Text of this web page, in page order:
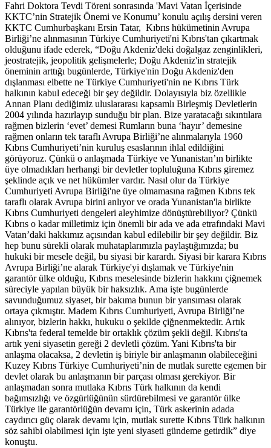
Fahri Doktora Tevdi Töreni sonrasında 'Mavi Vatan İçerisinde
KKTC’nin Stratejik Önemi ve Konumu’ konulu açılış dersini veren
KKTC Cumhurbaşkanı Ersin Tatar, Kıbrıs hükümetinin Avrupa
Birliği’ne alınmasının Türkiye Cumhuriyeti'ni Kıbrıs'tan çıkartmak
olduğunu ifade ederek, “Doğu Akdeniz'deki doğalgaz zenginlikleri,
jeostratejik, jeopolitik gelişmelerle; Doğu Akdeniz'in stratejik
öneminin arttığı bugünlerde, Türkiye'nin Doğu Akdeniz'den
dışlanması elbette ne Türkiye Cumhuriyeti'nin ne Kıbrıs Türk
halkının kabul edeceği bir şey değildir. Dolayısıyla biz özellikle
Annan Planı dediğimiz uluslararası kapsamlı Birleşmiş Devletlerin
2004 yılında hazırlayıp sunduğu bir plan. Bize yaratacağı sıkıntılara
rağmen bizlerin ‘evet’ demesi Rumların buna ‘hayır’ demesine
rağmen onların tek taraflı Avrupa Birliği’ne alınmalarıyla 1960
Kıbrıs Cumhuriyeti’nin kuruluş esaslarının ihlal edildiğini
görüyoruz. Çünkü o anlaşmada Türkiye ve Yunanistan’ın birlikte
üye olmadıkları herhangi bir devletler topluluğuna Kıbrıs giremez
şeklinde açık ve net hükümler vardır. Nasıl olur da Türkiye
Cumhuriyeti Avrupa Birliği'ne üye olmamasına rağmen Kıbrıs tek
taraflı olarak Avrupa birini anlıyor ve orada Yunanistan'la birlikte
Kıbrıs Cumhuriyeti dengeleri aleyhimize dönüştürebiliyor? Çünkü
Kıbrıs o kadar milletimiz için önemli bir ada ve ada etrafındaki Mavi
Vatan’daki hakkımız açısından kabul edilebilir bir şey değildir. Biz
hep bunu sürekli olarak muhataplarımızla paylaştığımızda; bu
hukuki bir mesele değil, bu siyasi bir karardı. Siyasi bir karara Kıbrıs
Avrupa Birliği’ne alarak Türkiye'yi dışlamak ve Türkiye'nin
garantör ülke olduğu, Kıbrıs meselesinde bizlerin hakkını çiğnemek
süreciyle yapılan büyük bir haksızlık. Ama işte bugünlerde
savunduğumuz siyaset, bir bakıma bunun bir yansıması olarak
ortaya çıkmıştır. Madem Kıbrıs Cumhuriyeti, Avrupa Birliği’ne
alınıyor, bizlerin hakkı, hukuku o şekilde çiğnenmektedir. Artık
Kıbrıs'ta federal temelde bir ortaklık çözüm şekli değil. Kıbrıs'ta
artık yeni siyasetin gereği 2 devletli çözüm. Yani Kıbrıs'ta bir
anlaşma olacaksa, 2 devletin iş biriyle bir anlaşmanın olabileceğini
Kuzey Kıbrıs Türkiye Cumhuriyeti’nin de mutlak surette egemen bir
devlet olarak bu anlaşmanın bir parçası olması gerekiyor. Bir
anlaşmadan sonra mutlaka Kıbrıs Türk halkının da kendi
bağımsızlığı ve özgürlüğünün sürdürebilmesi ve garantör ülke
Türkiye ile garantörlüğün devamı için, Türk askerinin adada
caydırıcı güç olarak devamı için, mutlak surette Kıbrıs Türk halkının
söz sahibi olabilmesi için işte yeni siyaseti gündeme getirdik” diye
konuştu.